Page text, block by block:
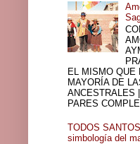
EL MISMO QUE
MAYORÍA DE
ANCESTRALES
PARES
TODOS
simbología del